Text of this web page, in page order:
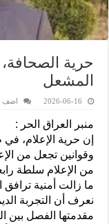
حرية
المشعل
2026-06-16 اضف
منبر العراق الحر :
إن حرية الإعلام،
وقوانين تجعل من
من الإعلام سلطة
ما زالت أمنية ترافق
نعرف أن التجربة
مقدمتها الفصل بين